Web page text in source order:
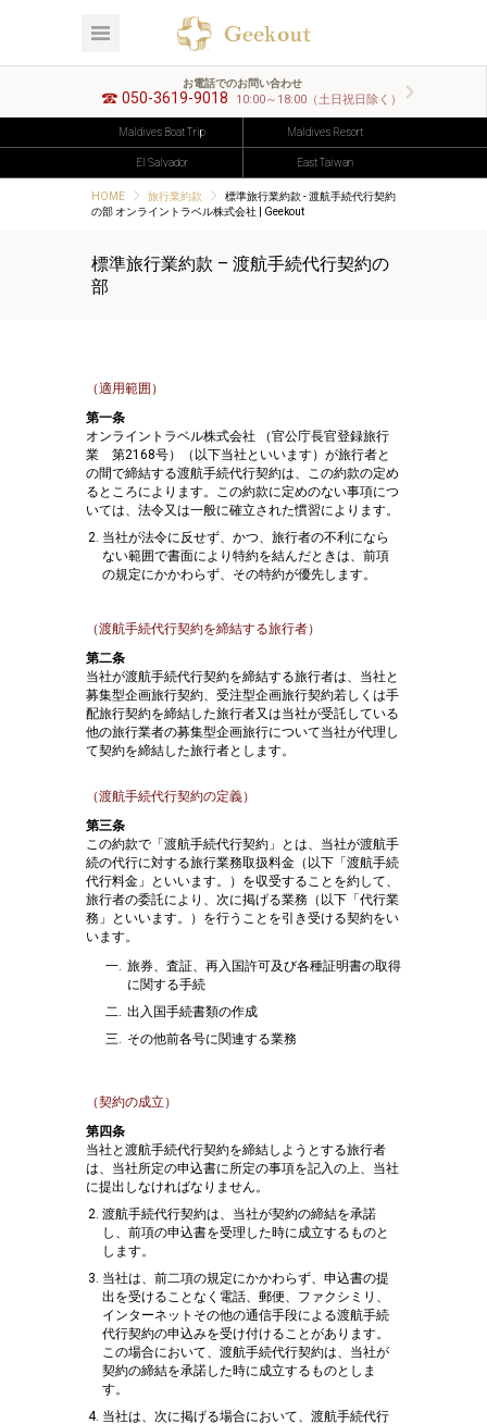
お電話でのお問い合わせ
050-3619-9018 10:00～18:00（土日祝日除く）
Maldives Boat Trip Maldives Resort
El Salvador East Taiwan
HOME 旅行業約款
標準旅行業約款 - 渡航手続代行契約
の部 オンライントラベル株式会社 | Geekout
標準旅行業約款 – 渡航手続代行契約の
部
（適用範囲）
第一条
オンライントラベル株式会社 （官公庁長官登録旅行
業 第2168号）（以下当社といいます）が旅行者と
の間で締結する渡航手続代行契約は、この約款の定め
るところによります。この約款に定めのない事項につ
いては、法令又は一般に確立された慣習によります。
当社が法令に反せず、かつ、旅行者の不利になら
ない範囲で書面により特約を結んだときは、前項
の規定にかかわらず、その特約が優先します。
（渡航手続代行契約を締結する旅行者）
第二条
当社が渡航手続代行契約を締結する旅行者は、当社と
募集型企画旅行契約、受注型企画旅行契約若しくは手
配旅行契約を締結した旅行者又は当社が受託している
他の旅行業者の募集型企画旅行について当社が代理し
て契約を締結した旅行者とします。
（渡航手続代行契約の定義）
第三条
この約款で「渡航手続代行契約」とは、当社が渡航手
続の代行に対する旅行業務取扱料金（以下「渡航手続
代行料金」といいます。）を収受することを約して、
旅行者の委託により、次に掲げる業務（以下「代行業
務」といいます。）を行うことを引き受ける契約をい
います。
旅券、査証、再入国許可及び各種証明書の取得
に関する手続
出入国手続書類の作成
その他前各号に関連する業務
（契約の成立）
第四条
当社と渡航手続代行契約を締結しようとする旅行者
は、当社所定の申込書に所定の事項を記入の上、当社
に提出しなければなりません。
渡航手続代行契約は、当社が契約の締結を承諾
し、前項の申込書を受理した時に成立するものと
します。
当社は、前二項の規定にかかわらず、申込書の提
出を受けることなく電話、郵便、ファクシミリ、
インターネットその他の通信手段による渡航手続
代行契約の申込みを受け付けることがあります。
この場合において、渡航手続代行契約は、当社が
契約の締結を承諾した時に成立するものとしま
す。
当社は、次に掲げる場合において、渡航手続代行